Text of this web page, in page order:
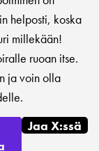
helposti, koska
millekään!
ruoan itse.
ja voin olla
Jaa X:ssä